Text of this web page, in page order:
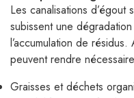
Les canalisations
subissent une
l’accumulation de
peuvent rendre
Graisses et déchets